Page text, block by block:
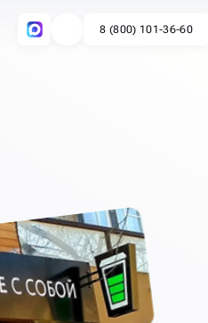
8 (800) 101-36-60